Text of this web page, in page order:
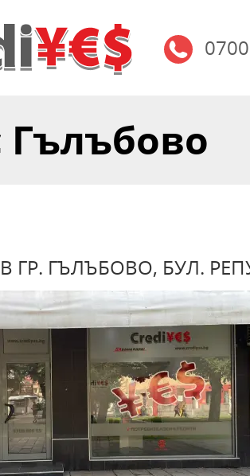
ГР. ГЪЛЪБОВО, БУЛ.